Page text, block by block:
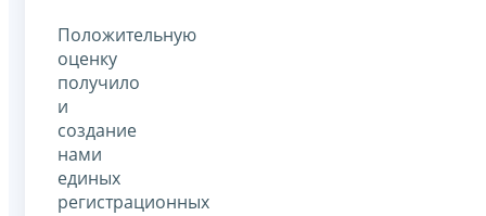
Положительную
оценку
получило
и
создание
нами
единых
регистрационных